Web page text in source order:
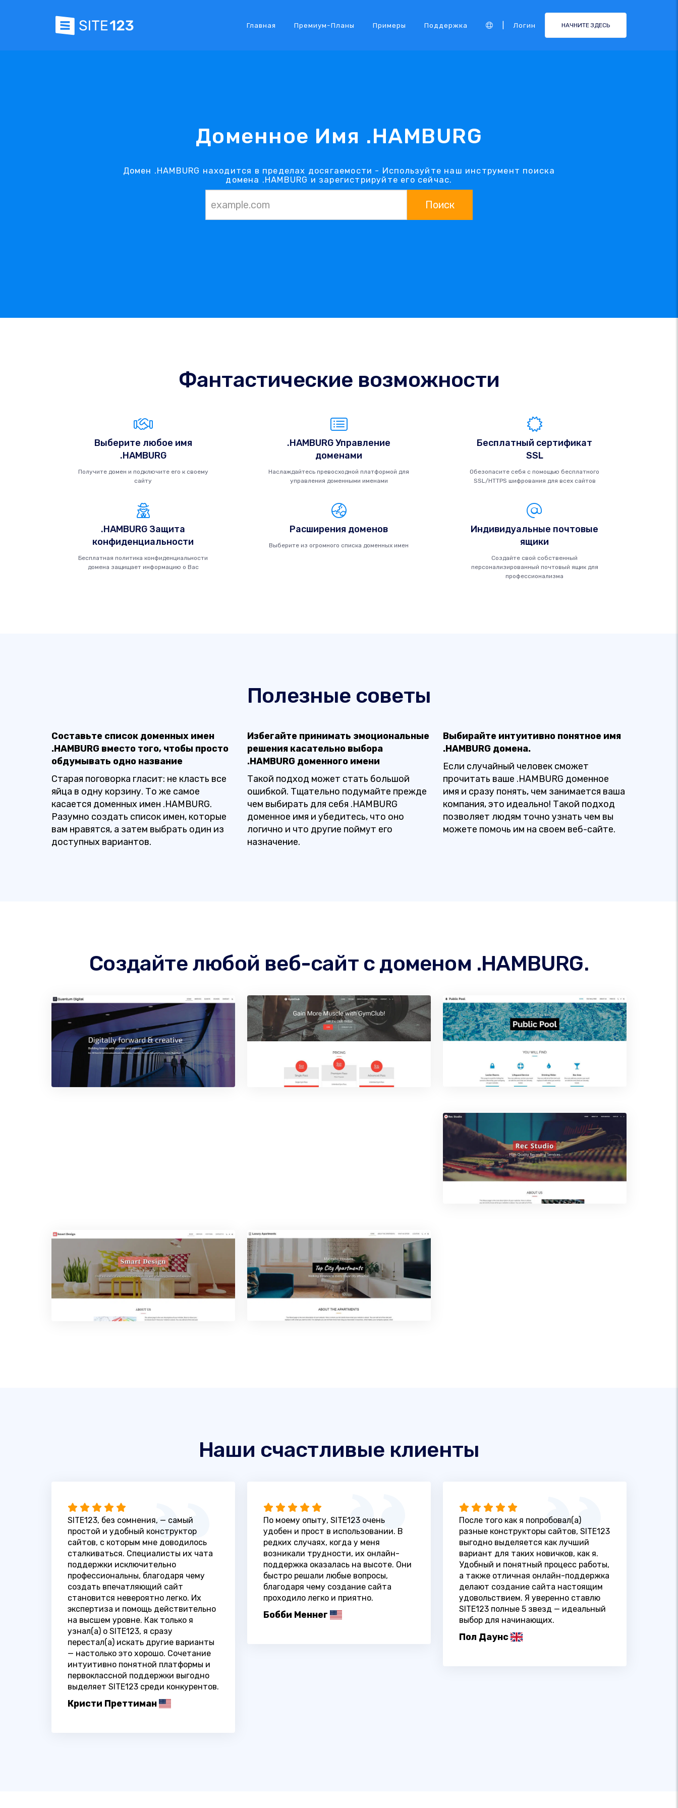
Главная Премиум-Планы Примеры Поддержка Логин НАЧНИТЕ ЗДЕСЬ
Доменное Имя .HAMBURG
Домен .HAMBURG находится в пределах досягаемости - Используйте наш инструмент поиска
домена .HAMBURG и зарегистрируйте его сейчас.
Поиск
Фантастические возможности
Выберите любое имя
.HAMBURG
Получите домен и подключите его к своему
сайту
.HAMBURG Управление
доменами
Наслаждайтесь превосходной платформой для
управления доменными именами
Бесплатный сертификат
SSL
Обезопасите себя с помощью бесплатного
SSL/HTTPS шифрования для всех сайтов
.HAMBURG Защита
конфиденциальности
Бесплатная политика конфиденциальности
домена защищает информацию о Вас
Расширения доменов
Выберите из огромного списка доменных имен
Индивидуальные почтовые
ящики
Создайте свой собственный
персонализированный почтовый ящик для
профессионализма
Полезные советы
Составьте список доменных имен
.HAMBURG вместо того, чтобы просто
обдумывать одно название
Старая поговорка гласит: не класть все
яйца в одну корзину. То же самое
касается доменных имен .HAMBURG.
Разумно создать список имен, которые
вам нравятся, а затем выбрать один из
доступных вариантов.
Избегайте принимать эмоциональные
решения касательно выбора
.HAMBURG доменного имени
Такой подход может стать большой
ошибкой. Тщательно подумайте прежде
чем выбирать для себя .HAMBURG
доменное имя и убедитесь, что оно
логично и что другие поймут его
назначение.
Выбирайте интуитивно понятное имя
.HAMBURG домена.
Если случайный человек сможет
прочитать ваше .HAMBURG доменное
имя и сразу понять, чем занимается ваша
компания, это идеально! Такой подход
позволяет людям точно узнать чем вы
можете помочь им на своем веб-сайте.
Создайте любой веб-сайт с доменом .HAMBURG.
Наши счастливые клиенты
SITE123, без сомнения, — самый
простой и удобный конструктор
сайтов, с которым мне доводилось
сталкиваться. Специалисты их чата
поддержки исключительно
профессиональны, благодаря чему
создать впечатляющий сайт
становится невероятно легко. Их
экспертиза и помощь действительно
на высшем уровне. Как только я
узнал(а) о SITE123, я сразу
перестал(а) искать другие варианты
— настолько это хорошо. Сочетание
интуитивно понятной платформы и
первоклассной поддержки выгодно
выделяет SITE123 среди конкурентов.
Кристи Преттиман
По моему опыту, SITE123 очень
удобен и прост в использовании. В
редких случаях, когда у меня
возникали трудности, их онлайн-
поддержка оказалась на высоте. Они
быстро решали любые вопросы,
благодаря чему создание сайта
проходило легко и приятно.
Бобби Меннег
После того как я попробовал(а)
разные конструкторы сайтов, SITE123
выгодно выделяется как лучший
вариант для таких новичков, как я.
Удобный и понятный процесс работы,
а также отличная онлайн-поддержка
делают создание сайта настоящим
удовольствием. Я уверенно ставлю
SITE123 полные 5 звезд — идеальный
выбор для начинающих.
Пол Даунс